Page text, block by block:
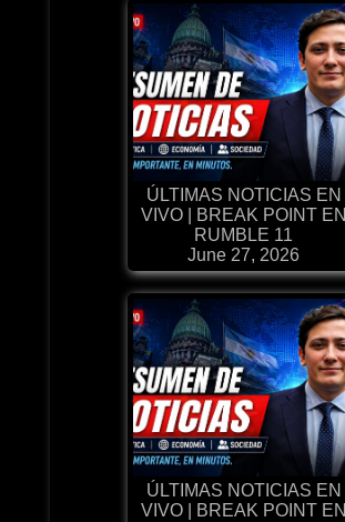
ÚLTIMAS NOTICIAS EN
VIVO | BREAK POINT EN
RUMBLE 11
June 27, 2026
ÚLTIMAS NOTICIAS EN
VIVO | BREAK POINT EN